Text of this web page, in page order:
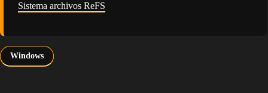
Sistema archivos ReFS
Windows